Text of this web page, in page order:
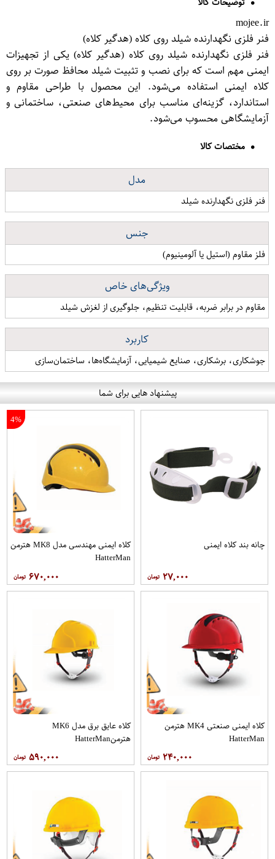
mojee.ir
فنر فلزی نگهدارنده شیلد روی کلاه (هدگیر کلاه)
فنر فلزی نگهدارنده شیلد روی کلاه (هدگیر کلاه) یکی از تجهیزات
ایمنی مهم است که برای نصب و تثبیت شیلد محافظ صورت بر روی
کلاه ایمنی استفاده می‌شود. این محصول با طراحی مقاوم و
استاندارد، گزینه‌ای مناسب برای محیط‌های صنعتی، ساختمانی و
آزمایشگاهی محسوب می‌شود.
مختصات کالا
مدل
فنر فلزی نگهدارنده شیلد
جنس
فلز مقاوم (استیل یا آلومینیوم)
ویژگی‌های خاص
مقاوم در برابر ضربه، قابلیت تنظیم، جلوگیری از لغزش شیلد
کاربرد
جوشکاری، برشکاری، صنایع شیمیایی، آزمایشگاه‌ها، ساختمان‌سازی
پیشنهاد هایی برای شما
چانه بند کلاه ایمنی
۲۷,۰۰۰
4%
کلاه ایمنی مهندسی مدل MK8 هترمن
HatterMan
۶۷۰,۰۰۰
کلاه ایمنی صنعتی MK4 هترمن
HatterMan
۲۴۰,۰۰۰
کلاه عایق برق مدل MK6
هترمنHatterMan
۵۹۰,۰۰۰